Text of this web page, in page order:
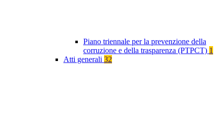
Piano triennale per la prevenzione della
corruzione e della trasparenza (PTPCT) 1
Atti generali 32